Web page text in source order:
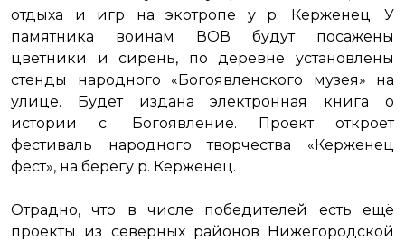
отдыха и игр на экотропе у р. Керженец. У
памятника воинам ВОВ будут посажены
цветники и сирень, по деревне установлены
стенды народного «Богоявленского музея» на
улице. Будет издана электронная книга о
истории с. Богоявление. Проект откроет
фестиваль народного творчества «Керженец
фест», на берегу р. Керженец.
Отрадно, что в числе победителей есть ещё
проекты из северных районов Нижегородской